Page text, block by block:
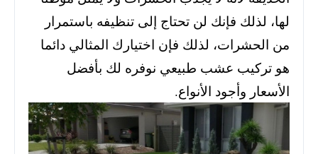
لها، لذلك فإنك لن تحتاج إلى تنظيفه باستمرار
من الحشرات، لذلك فإن اختيارك المثالي دائما
هو تركيب عشب طبيعي نوفره لك بأفضل
الأسعار وأجود الأنواع.